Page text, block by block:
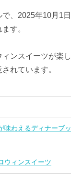
、2025年10月1
す。
ンスイーツが楽
れています。
味わえるディナーブ
ウィンスイーツ